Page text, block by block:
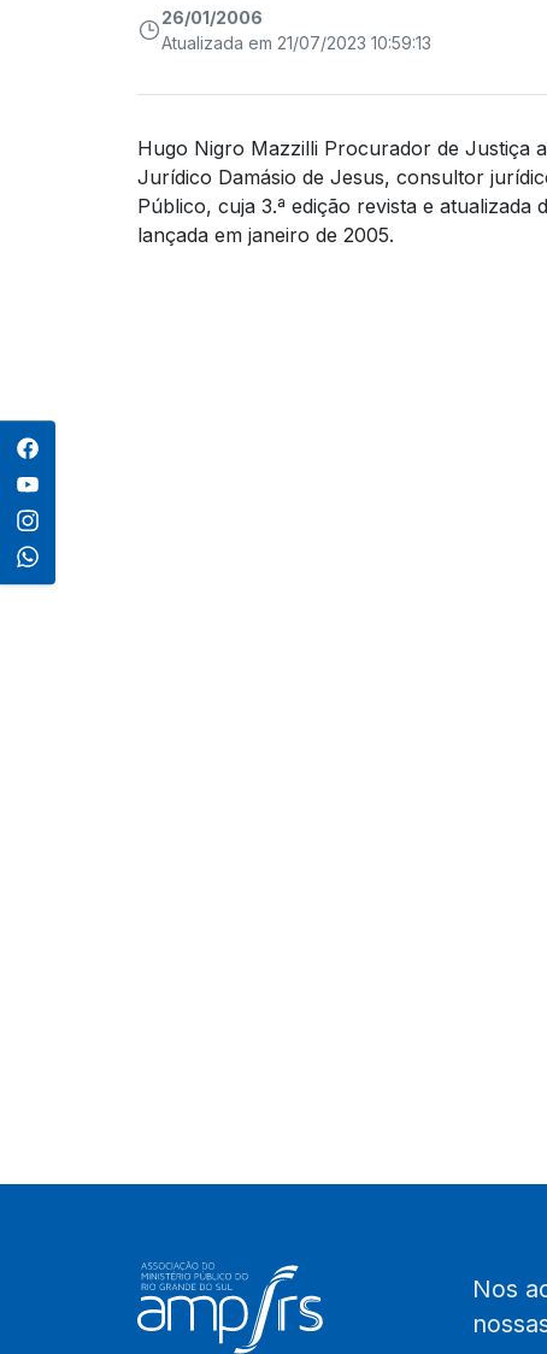
26/01/2006
Atualizada em 21/07/2023 10:59:13
Hugo Nigro Mazzilli Procurador de Justiça
Jurídico Damásio de Jesus, consultor
Público, cuja 3.ª edição revista e
lançada em janeiro de 2005.
Nos